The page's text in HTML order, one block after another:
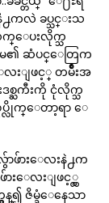
ကလဲ ခပ္သင္းသ
ေပးလိုက္သ
မ၏ ဆံပင္ေတြက
လးျဖင့္ တမ်ိဳးအ
ႀကီးကို ငုံလိုက္သ
ပ္လိုက္ေတာ့ရာ ေ
ဖ်ားေလးနဲ႕က
းေလးျဖင့္လွ
၍ ဇိမ္ခံေနေသာ